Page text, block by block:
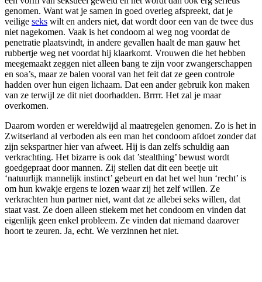
genomen. Want wat je samen in goed overleg afspreekt, dat je
veilige seks wilt en anders niet, dat wordt door een van de twee dus
niet nagekomen. Vaak is het condoom al weg nog voordat de
penetratie plaatsvindt, in andere gevallen haalt de man gauw het
rubbertje weg net voordat hij klaarkomt. Vrouwen die het hebben
meegemaakt zeggen niet alleen bang te zijn voor zwangerschappen
en soa’s, maar ze balen vooral van het feit dat ze geen controle
hadden over hun eigen lichaam. Dat een ander gebruik kon maken
van ze terwijl ze dit niet doorhadden. Brrrr. Het zal je maar
overkomen.
Daarom worden er wereldwijd al maatregelen genomen. Zo is het in
Zwitserland al verboden als een man het condoom afdoet zonder dat
zijn sekspartner hier van afweet. Hij is dan zelfs schuldig aan
verkrachting. Het bizarre is ook dat ’stealthing’ bewust wordt
goedgepraat door mannen. Zij stellen dat dit een beetje uit
‘natuurlijk mannelijk instinct’ gebeurt en dat het wel hun ‘recht’ is
om hun kwakje ergens te lozen waar zij het zelf willen. Ze
verkrachten hun partner niet, want dat ze allebei seks willen, dat
staat vast. Ze doen alleen stiekem met het condoom en vinden dat
eigenlijk geen enkel probleem. Ze vinden dat niemand daarover
hoort te zeuren. Ja, echt. We verzinnen het niet.